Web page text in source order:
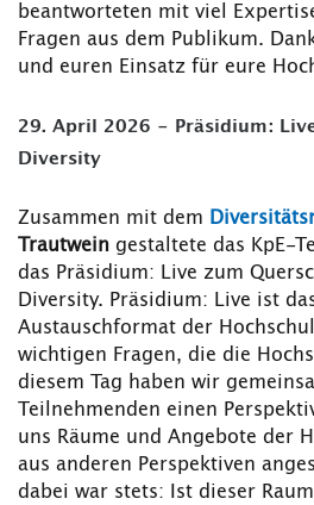
beantworteten mit viel
Fragen aus dem Publikum.
und euren Einsatz für eure
29. April 2026 - Präsidium:
Diversity
Zusammen mit dem
Trautwein gestaltete das KpE-
das Präsidium: Live zum
Diversity. Präsidium: Live ist
Austauschformat der
wichtigen Fragen, die die
diesem Tag haben wir
Teilnehmenden einen
uns Räume und Angebote der
aus anderen Perspektiven
dabei war stets: Ist dieser